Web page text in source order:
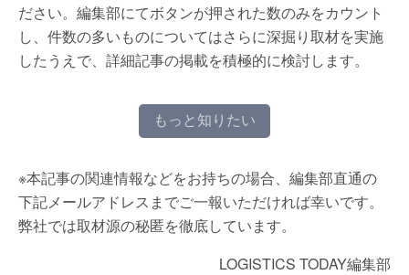
ださい。編集部にてボタンが押された数のみをカウント
し、件数の多いものについてはさらに深掘り取材を実施
したうえで、詳細記事の掲載を積極的に検討します。
もっと知りたい
※本記事の関連情報などをお持ちの場合、編集部直通の
下記メールアドレスまでご一報いただければ幸いです。
弊社では取材源の秘匿を徹底しています。
LOGISTICS TODAY編集部